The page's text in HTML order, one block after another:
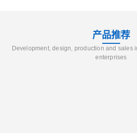
产品推荐
Development, design, production and sales
enterprises